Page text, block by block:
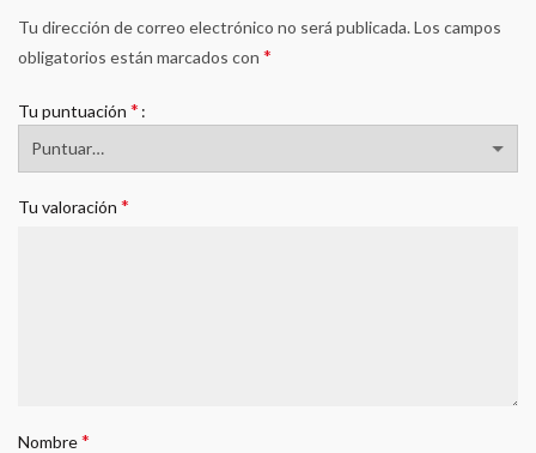
Tu dirección de correo electrónico no será publicada.Los campos
obligatorios están marcados con *
Tu puntuación *
Tu valoración *
Nombre*